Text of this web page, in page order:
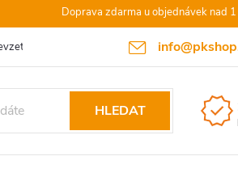
Doprava zdarma u objednávek nad
objednávky/zrušení po odeslání
HLEDAT